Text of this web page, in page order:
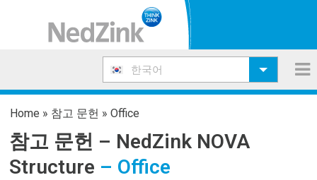
한국어
Home » 참고 문헌 » Office
참고 문헌 – NedZink NOVA
Structure – Office